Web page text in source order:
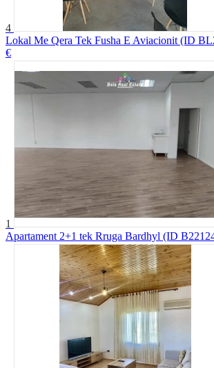
4
Lokal Me Qera Tek Fusha E Aviacionit (ID
€
1
Apartament 2+1 tek Rruga Bardhyl (ID